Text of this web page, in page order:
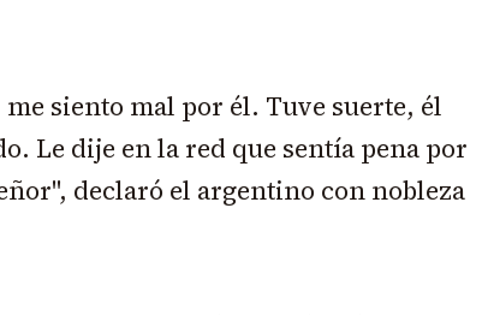
siento mal por él. Tuve suerte, él
Le dije en la red que sentía pena por
declaró el argentino con nobleza